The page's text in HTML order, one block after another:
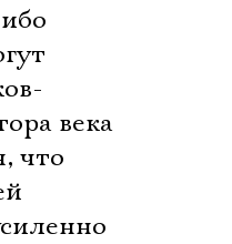
века
что